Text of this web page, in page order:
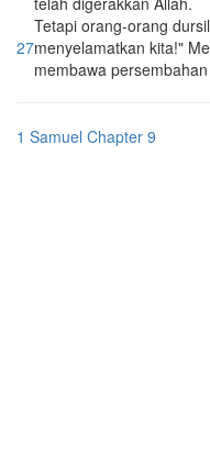
27
Tetapi orang-orang
menyelamatkan kita!"
membawa
1 Samuel Chapter 9